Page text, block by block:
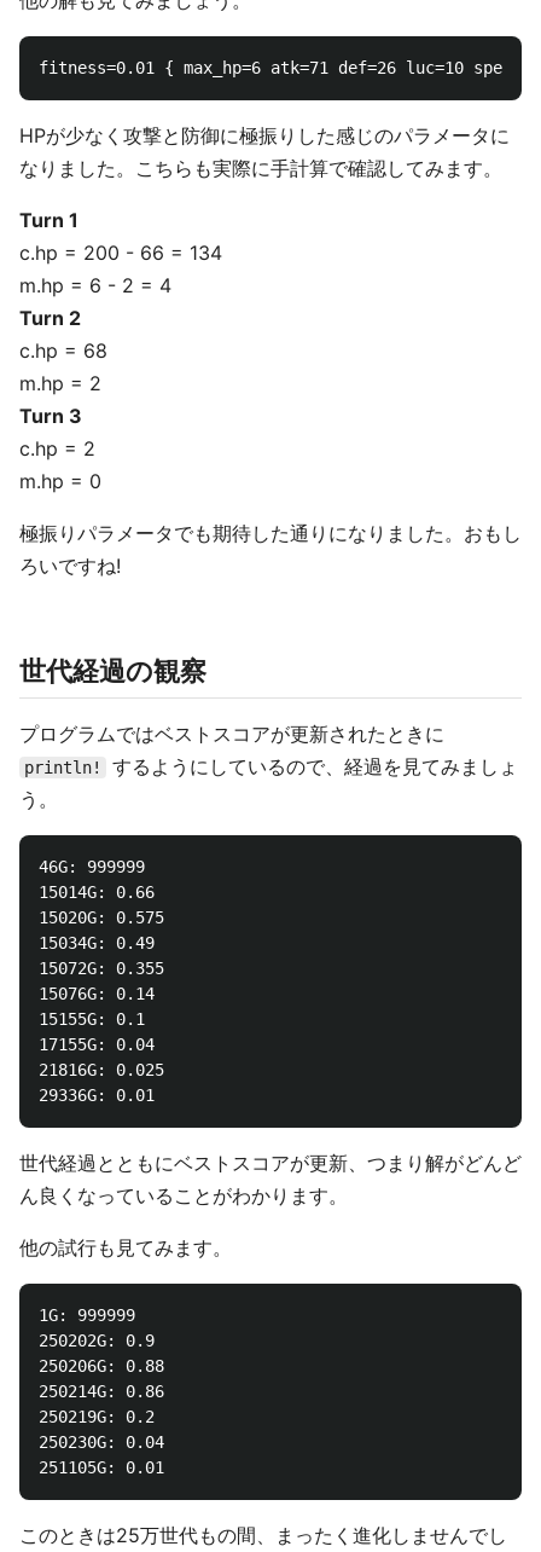
HPが少なく攻撃と防御に極振りした感じのパラメータに
なりました。こちらも実際に手計算で確認してみます。
Turn 1
c.hp = 200 - 66 = 134
m.hp = 6 - 2 = 4
Turn 2
c.hp = 68
m.hp = 2
Turn 3
c.hp = 2
m.hp = 0
極振りパラメータでも期待した通りになりました。おもし
ろいですね!
世代経過の観察
プログラムではベストスコアが更新されたときに
println!
するようにしているので、経過を見てみましょ
う。
46G: 999999
15014G: 0.66
15020G: 0.575
15034G: 0.49
15072G: 0.355
15076G: 0.14
15155G: 0.1
17155G: 0.04
21816G: 0.025
世代経過とともにベストスコアが更新、つまり解がどんど
ん良くなっていることがわかります。
他の試行も見てみます。
1G: 999999
250202G: 0.9
250206G: 0.88
250214G: 0.86
250219G: 0.2
250230G: 0.04
このときは25万世代もの間、まったく進化しませんでし